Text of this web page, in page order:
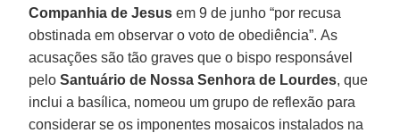
Companhia de Jesus em 9 de junho “por recusa
obstinada em observar o voto de obediência”. As
acusações são tão graves que o bispo responsável
peloSantuário de Nossa Senhora de Lourdes, que
inclui a basílica, nomeou um grupo de reflexão para
considerar se os imponentes mosaicos instalados na